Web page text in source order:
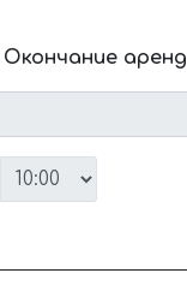
Окончание